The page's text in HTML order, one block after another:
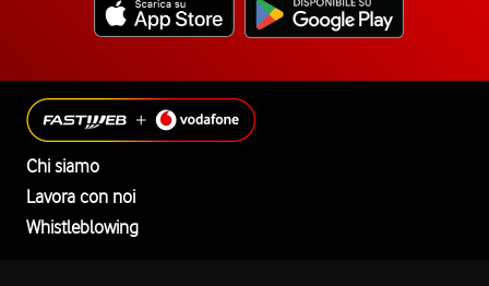
Chi siamo
Lavora con noi
Whistleblowing